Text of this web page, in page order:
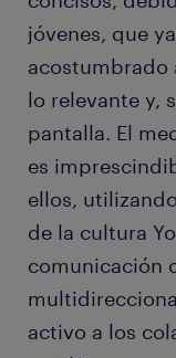
jóvenes, que
acostumbrado
lo relevante y,
pantalla. El
es
ellos,
de la cultura
comunicación
activo a los